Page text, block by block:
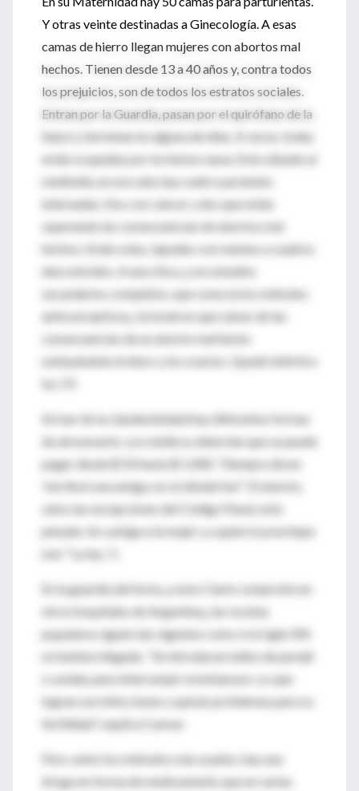
Y otras veinte destinadas a Ginecología. A esas
camas de hierro llegan mujeres con abortos mal
hechos. Tienen desde 13 a 40 años y, contra todos
los prejuicios, son de todos los estratos sociales.
Entran por la Guardia, pasan por el quirófano de la
Sala 6 y terminan en alguna de ellas. A veces, todas
están ocupadas por la misma causa. Este sábado al
mediodía, en esa sala, hay cuatro pacientes
internadas. Dos con cáncer y dos que están
superando las consecuencias de abortos mal
hechos. Están solas, tapadas con mantas a cuadros
descoloridos. A una chica ¿con estudios
secundarios completos, que conocía los métodos
anticonceptivos¿ la tuvieron que salvar de las
consecuencias de un aborto mal hecho
extirpándole el útero y los ovarios. Quedó infértil a
los 19.
Al mar de la clandestinidad hay diferentes formas
de atravesarlo. Los médicos detectan que se puede
pagar desde $ 50 hasta $ 1.000. "Siempre dicen:
'me llevó una amiga, no sé dónde fue'". El aborto,
salvo las excepciones del Código Penal, está
penado. Se castiga a la mujer y a quien lo practique
(ver "La ley...").
En la guardia del Soria ¿como Clarín comprobó en
otros hospitales de Argentina¿ las recetas
populares siguen tan vigentes como si el siglo XXI
no hubiera llegado. "Se introducen tallos de perejil
o sondas para interrumpir el embarazo. Lo que
logran son infecciones y quizás problemas para su
fertilidad", explica Cuevas.
Pero, entre los métodos más usados, hay una
droga en forma de medicamento que en varias